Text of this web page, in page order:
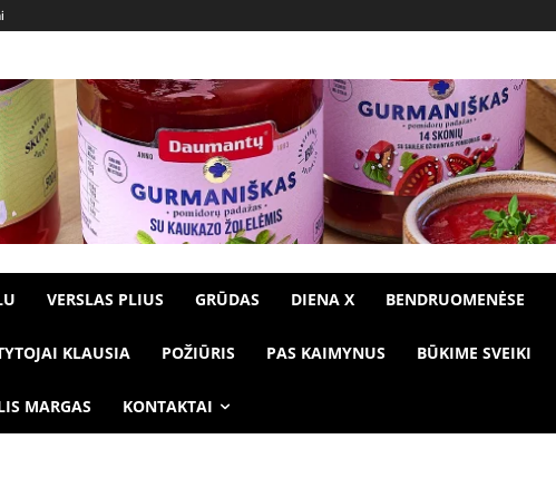
VERSLAS PLIUS GRŪDAS DIENA X BENDRUOMENĖSE
KLAUSIA POŽIŪRIS PAS KAIMYNUS BŪKIME SVEIKI
MARGAS KONTAKTAI